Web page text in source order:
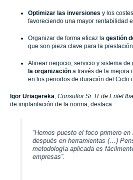
Optimizar las inversiones y los
favoreciendo una mayor rentabilidad
Organizar de forma eficaz la gestión
que son pieza clave para la
Alinear negocio, servicio y sistema de
la organización a través de la mejora
en los periodos de duración del Ciclo
Igor Uriagereka Consultor Sr. IT de Entel
de implantación de la norma, destaca:
“Hemos puesto el foco primero
después en herramientas (…)
metodología aplicada es
empresas”.